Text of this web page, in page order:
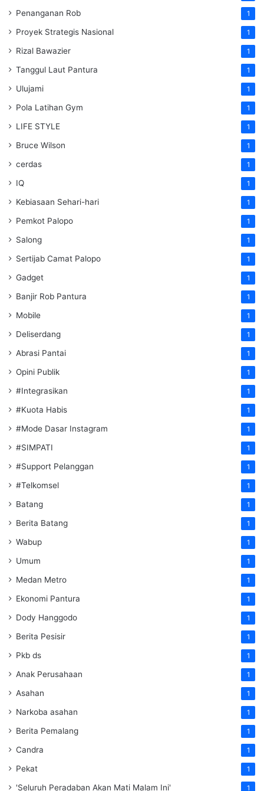
Penanganan Rob 1
Proyek Strategis Nasional 1
Rizal Bawazier 1
Tanggul Laut Pantura 1
Ulujami 1
Pola Latihan Gym 1
LIFE STYLE 1
Bruce Wilson 1
cerdas 1
IQ 1
Kebiasaan Sehari-hari 1
Pemkot Palopo 1
Salong 1
Sertijab Camat Palopo 1
Gadget 1
Banjir Rob Pantura 1
Mobile 1
Deliserdang 1
Abrasi Pantai 1
Opini Publik 1
#Integrasikan 1
#Kuota Habis 1
#Mode Dasar Instagram 1
#SIMPATI 1
#Support Pelanggan 1
#Telkomsel 1
Batang 1
Berita Batang 1
Wabup 1
Umum 1
Medan Metro 1
Ekonomi Pantura 1
Dody Hanggodo 1
Berita Pesisir 1
Pkb ds 1
Anak Perusahaan 1
Asahan 1
Narkoba asahan 1
Berita Pemalang 1
Candra 1
Pekat 1
'Seluruh Peradaban Akan Mati Malam Ini' 1